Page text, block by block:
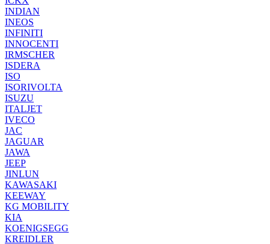
INDIAN
INEOS
INFINITI
INNOCENTI
IRMSCHER
ISDERA
ISO
ISORIVOLTA
ISUZU
ITALJET
IVECO
JAC
JAGUAR
JAWA
JEEP
JINLUN
KAWASAKI
KEEWAY
KG MOBILITY
KIA
KOENIGSEGG
KREIDLER